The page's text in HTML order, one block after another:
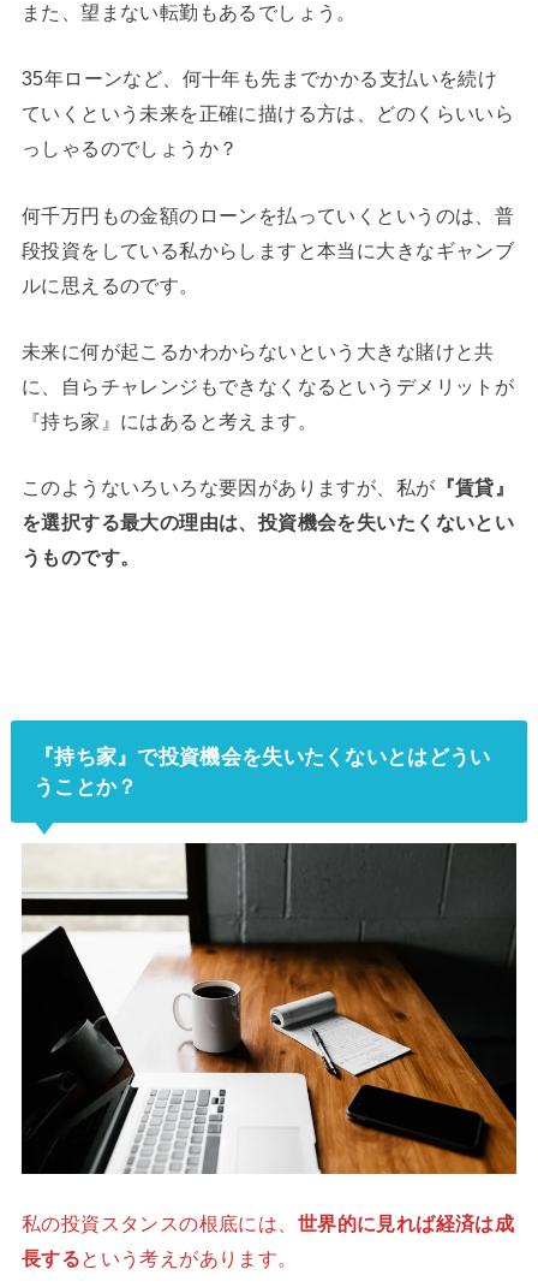
また、望まない転勤もあるでしょう。
35年ローンなど、何十年も先までかかる支払いを続け
ていくという未来を正確に描ける方は、どのくらいいら
っしゃるのでしょうか？
何千万円もの金額のローンを払っていくというのは、普
段投資をしている私からしますと本当に大きなギャンブ
ルに思えるのです。
未来に何が起こるかわからないという大きな賭けと共
に、自らチャレンジもできなくなるというデメリットが
『持ち家』にはあると考えます。
このようないろいろな要因がありますが、私が 『賃貸』
を選択する最大の理由は、投資機会を失いたくないとい
うものです。
『持ち家』で投資機会を失いたくないとはどうい
うことか？
私の投資スタンスの根底には、 世界的に見れば経済は成
長するという考えがあります。